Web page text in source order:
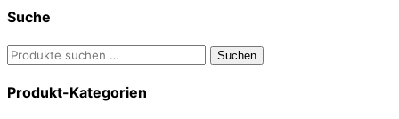
Suche
Suchen
nach:
Suchen
Produkt-Kategorien